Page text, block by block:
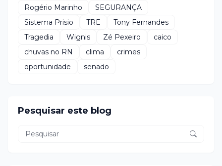
Rogério Marinho
SEGURANÇA
Sistema Prisio
TRE
Tony Fernandes
Tragedia
Wignis Zé Pexeiro
caico
chuvas no RN
clima
crimes
oportunidade
senado
Pesquisar este blog